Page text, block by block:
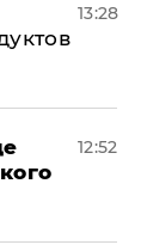
13:28
12:52